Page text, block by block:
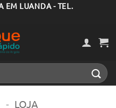
EM LUANDA - TEL.
- LOJA